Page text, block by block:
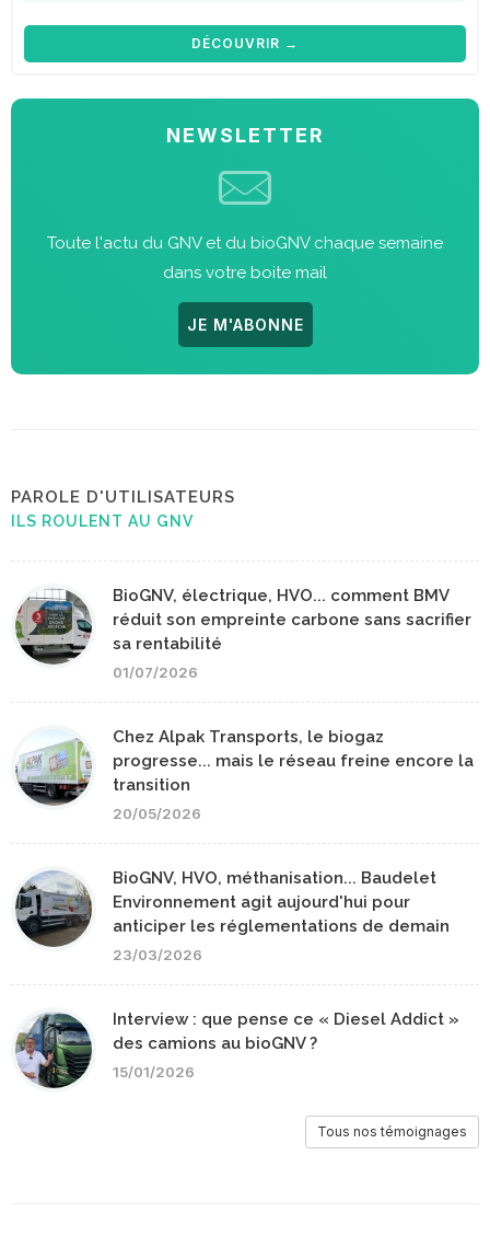
DÉCOUVRIR →
NEWSLETTER
Toute l'actu du GNV et du bioGNV chaque semaine
dans votre boite mail
JE M'ABONNE
PAROLE D'UTILISATEURS
ILS ROULENT AU GNV
BioGNV, électrique, HVO... comment BMV
réduit son empreinte carbone sans sacrifier
sa rentabilité
01/07/2026
Chez Alpak Transports, le biogaz
progresse... mais le réseau freine encore la
transition
20/05/2026
BioGNV, HVO, méthanisation... Baudelet
Environnement agit aujourd'hui pour
anticiper les réglementations de demain
23/03/2026
Interview : que pense ce « Diesel Addict »
des camions au bioGNV ?
15/01/2026
Tous nos témoignages